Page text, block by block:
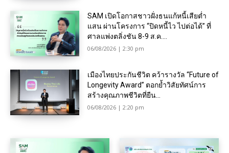
SAM เปิดโอกาสชาวฝั่งธนแก้หนี้เสียต่ำ
แสน ผ่านโครงการ “ปิดหนี้ไว ไปต่อได้” ที่
ศาลแพ่งตลิ่งชัน 8-9 ส.ค....
06/08/2026 | 2:30 pm
เมืองไทยประกันชีวิต คว้ารางวัล “Future of
Longevity Award” ตอกย้ำวิสัยทัศน์การ
สร้างคุณภาพชีวิตที่ยืน...
06/08/2026 | 2:20 pm